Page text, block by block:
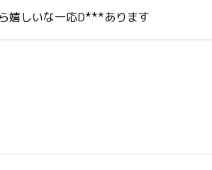
嬉しいな一応D***あります